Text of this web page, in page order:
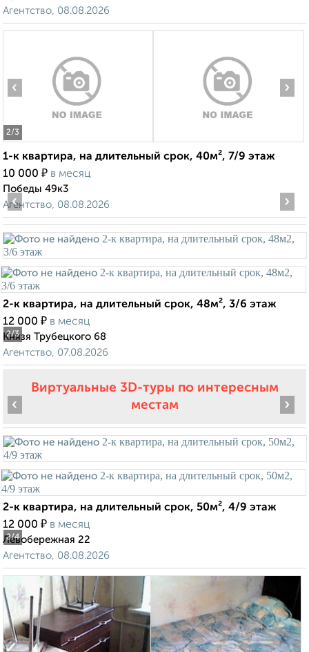
Агентство, 08.08.2026
2/3
‹ ›
1-к квартира, на длительный срок, 40м², 7/9 этаж
10 000 ₽ в месяц
Победы 49к3
Агентство, 08.08.2026
2/3
‹ ›
2-к квартира, на длительный срок, 48м², 3/6 этаж
12 000 ₽ в месяц
Князя Трубецкого 68
Агентство, 07.08.2026
Виртуальные 3D-туры по интересным
местам
2/4
‹ ›
2-к квартира, на длительный срок, 50м², 4/9 этаж
12 000 ₽ в месяц
Левобережная 22
Агентство, 08.08.2026